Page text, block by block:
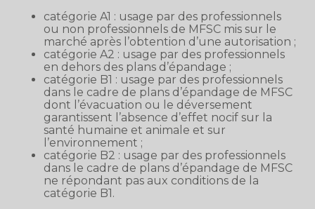
catégorie A1 : usage par des professionnels
ou non professionnels de MFSC mis sur le
marché après l’obtention d’une autorisation ;
catégorie A2 : usage par des professionnels
en dehors des plans d’épandage ;
catégorie B1 : usage par des professionnels
dans le cadre de plans d’épandage de MFSC
dont l’évacuation ou le déversement
garantissent l’absence d’effet nocif sur la
santé humaine et animale et sur
l’environnement ;
catégorie B2 : usage par des professionnels
dans le cadre de plans d’épandage de MFSC
ne répondant pas aux conditions de la
catégorie B1.